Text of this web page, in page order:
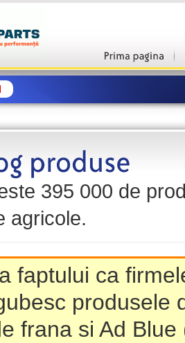
395 000 de
agricole.
faptului ca
produsele
frana si Ad